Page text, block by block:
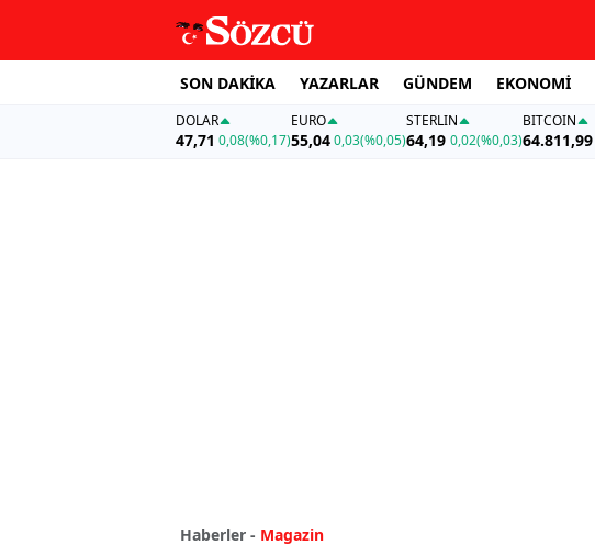
SON DAKİKA YAZARLAR GÜNDEM EKONOMİ
DOLAR
47,71 0,08(%0,17)
EURO
55,04 0,03(%0,05)
STERLIN
64,19 0,02(%0,03)
BITCOIN
64.811,99
Haberler - Magazin